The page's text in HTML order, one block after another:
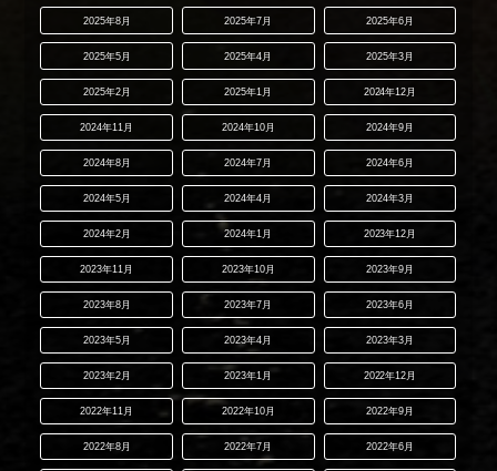
2025年8月 2025年7月 2025年6月
2025年5月 2025年4月 2025年3月
2025年2月 2025年1月 2024年12月
2024年11月 2024年10月 2024年9月
2024年8月 2024年7月 2024年6月
2024年5月 2024年4月 2024年3月
2024年2月 2024年1月 2023年12月
2023年11月 2023年10月 2023年9月
2023年8月 2023年7月 2023年6月
2023年5月 2023年4月 2023年3月
2023年2月 2023年1月 2022年12月
2022年11月 2022年10月 2022年9月
2022年8月 2022年7月 2022年6月